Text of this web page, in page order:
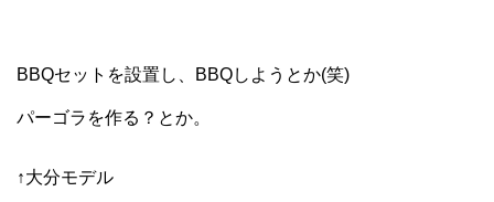
BBQセットを設置し、BBQしようとか(笑)
パーゴラを作る？とか。
↑大分モデル